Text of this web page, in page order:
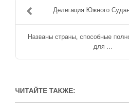
Делегация Южного
Названы страны, способные
для ...
ЧИТАЙТЕ ТАКЖЕ: